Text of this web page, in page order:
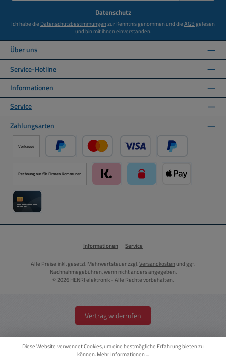
Datenschutz
Ich habe die Datenschutzbestimmungenzur Kenntnis genommen und dieAGBgelesen
und bin mit ihnen einverstanden.
Über uns
Service-Hotline
Informationen
Service
Zahlungsarten
Vorkasse
PayPal Kredit- oder Debitkarte über PayPal
Rechnung nur für Firmen Kommunen
Informationen Service
Alle Preise inkl. gesetzl. Mehrwertsteuer zzgl.Versandkosten und ggf.
Nachnahmegebühren, wenn nicht anders angegeben.
© 2026 HENRI elektronik - Alle Rechte vorbehalten.
Vertrag widerrufen
Diese Website verwendet Cookies, um eine bestmögliche Erfahrung bieten zu
können.Mehr Informationen ...